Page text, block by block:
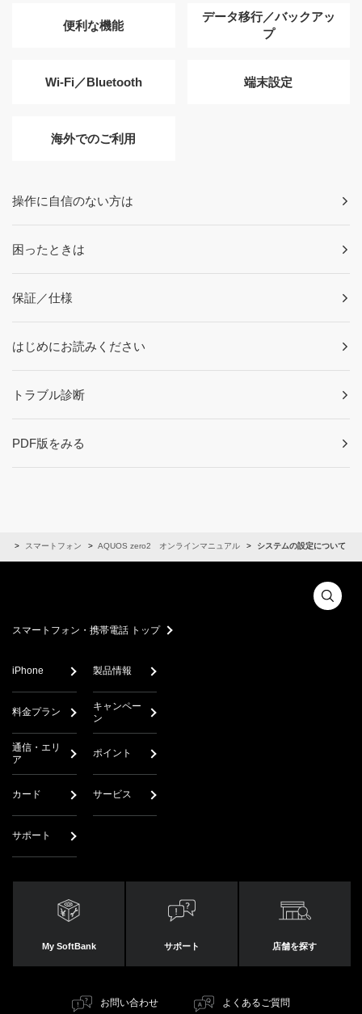
便利な機能
データ移行／バックアッ
プ
Wi-Fi／Bluetooth 端末設定
海外でのご利用
操作に自信のない方は
困ったときは
保証／仕様
はじめにお読みください
トラブル診断
PDF版をみる
スマートフォン AQUOS zero2 オンラインマニュアル システムの設定について
スマートフォン・携帯電話 トップ
iPhone 製品情報
料金プラン
キャンペー
ン
通信・エリ
ア
ポイント
カード サービス
サポート
My SoftBank サポート 店舗を探す
お問い合わせ よくあるご質問